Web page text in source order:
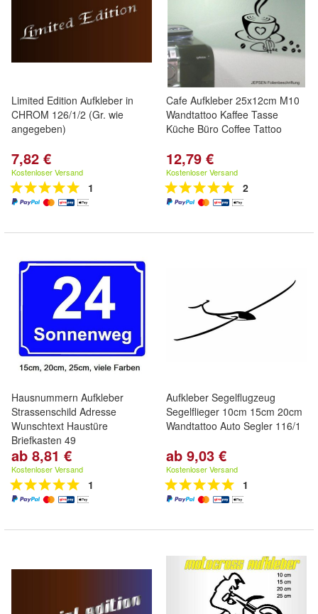
Limited Edition Aufkleber in
CHROM 126/1/2 (Gr. wie
angegeben)
7,82 €
Kostenloser Versand
1
Cafe Aufkleber 25x12cm M10
Wandtattoo Kaffee Tasse
Küche Büro Coffee Tattoo
12,79 €
Kostenloser Versand
2
Hausnummern Aufkleber
Strassenschild Adresse
Wunschtext Haustüre
Briefkasten 49
ab 8,81 €
Kostenloser Versand
1
Aufkleber Segelflugzeug
Segelflieger 10cm 15cm 20cm
Wandtattoo Auto Segler 116/1
ab 9,03 €
Kostenloser Versand
1